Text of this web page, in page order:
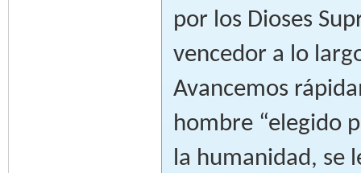
por los Dioses
vencedor a lo
Avancemos
hombre “elegido
la humanidad, se